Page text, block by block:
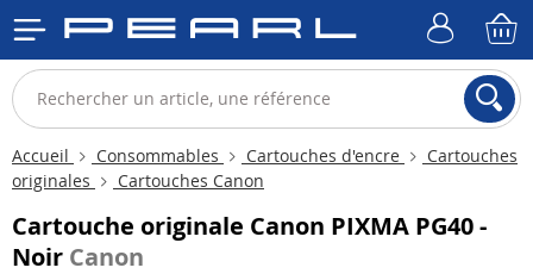
Accueil Consommables Cartouches d'encre
Cartouches
originales
Cartouches Canon
Cartouche originale Canon PIXMA PG40 -
Noir Canon